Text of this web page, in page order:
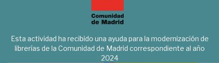
Esta actividad ha recibido una ayuda para la modernización de
librerías de la Comunidad de Madrid correspondiente al año
2024